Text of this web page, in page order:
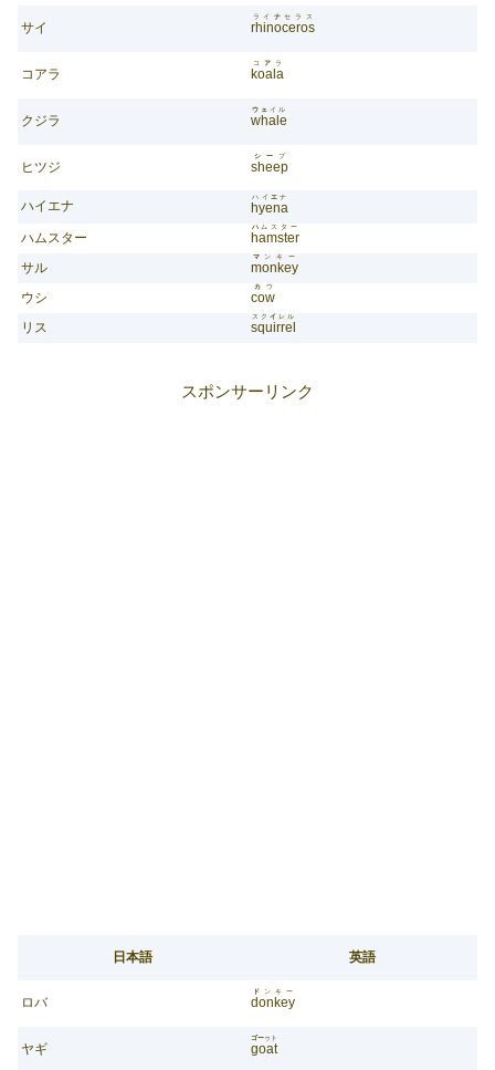
サイ rhinoceros
ライ ナ セラス
コアラ koala
コ ア ラ
クジラ whale
ウェイル
ヒツジ sheep
シー プ
ハイエナ hyena
ハイ エナ
ハムスター hamster
ハ ムスター
サル monkey
マ ンキー
ウシ cow
カ ウ
リス squirrel
スクイ レル
スポンサーリンク
日本語 英語
ロバ donkey
ド ンキー
ヤギ goat
ゴーゥト